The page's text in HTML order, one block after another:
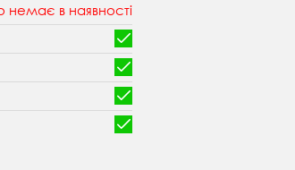
немає в наявності